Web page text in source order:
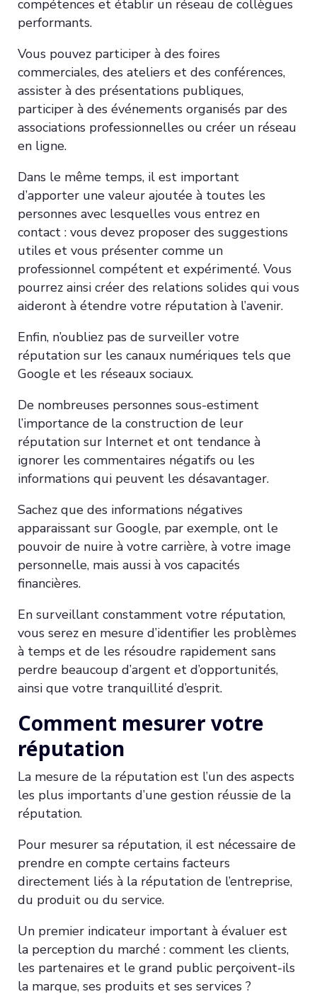
compétences et établir un réseau de collègues
performants.
Vous pouvez participer à des foires
commerciales, des ateliers et des conférences,
assister à des présentations publiques,
participer à des événements organisés par des
associations professionnelles ou créer un réseau
en ligne.
Dans le même temps, il est important
d’apporter une valeur ajoutée à toutes les
personnes avec lesquelles vous entrez en
contact : vous devez proposer des suggestions
utiles et vous présenter comme un
professionnel compétent et expérimenté. Vous
pourrez ainsi créer des relations solides qui vous
aideront à étendre votre réputation à l’avenir.
Enfin, n’oubliez pas de surveiller votre
réputation sur les canaux numériques tels que
Google et les réseaux sociaux.
De nombreuses personnes sous-estiment
l’importance de la construction de leur
réputation sur Internet et ont tendance à
ignorer les commentaires négatifs ou les
informations qui peuvent les désavantager.
Sachez que des informations négatives
apparaissant sur Google, par exemple, ont le
pouvoir de nuire à votre carrière, à votre image
personnelle, mais aussi à vos capacités
financières.
En surveillant constamment votre réputation,
vous serez en mesure d’identifier les problèmes
à temps et de les résoudre rapidement sans
perdre beaucoup d’argent et d’opportunités,
ainsi que votre tranquillité d’esprit.
Comment mesurer votre
réputation
La mesure de la réputation est l’un des aspects
les plus importants d’une gestion réussie de la
réputation.
Pour mesurer sa réputation, il est nécessaire de
prendre en compte certains facteurs
directement liés à la réputation de l’entreprise,
du produit ou du service.
Un premier indicateur important à évaluer est
la perception du marché : comment les clients,
les partenaires et le grand public perçoivent-ils
la marque, ses produits et ses services ?